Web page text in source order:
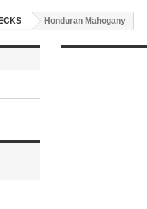
Honduran Mahogany